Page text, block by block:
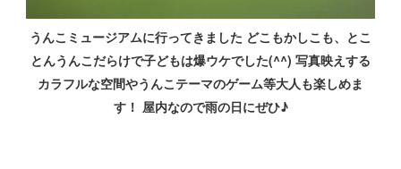
うんこミュージアムに行ってきました どこもかしこも、とこ
とんうんこだらけで子どもは爆ウケでした(^^) 写真映えする
カラフルな空間やうんこテーマのゲーム等大人も楽しめま
す！ 屋内なので雨の日にぜひ♪